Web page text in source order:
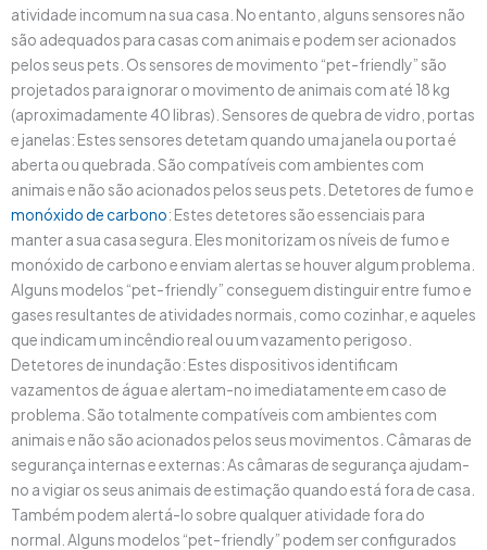
atividade incomum na sua casa. No entanto, alguns sensores não
são adequados para casas com animais e podem ser acionados
pelos seus pets. Os sensores de movimento “pet-friendly” são
projetados para ignorar o movimento de animais com até 18 kg
(aproximadamente 40 libras). Sensores de quebra de vidro, portas
e janelas: Estes sensores detetam quando uma janela ou porta é
aberta ou quebrada. São compatíveis com ambientes com
animais e não são acionados pelos seus pets. Detetores de fumo e
monóxido de carbono: Estes detetores são essenciais para
manter a sua casa segura. Eles monitorizam os níveis de fumo e
monóxido de carbono e enviam alertas se houver algum problema.
Alguns modelos “pet-friendly” conseguem distinguir entre fumo e
gases resultantes de atividades normais, como cozinhar, e aqueles
que indicam um incêndio real ou um vazamento perigoso.
Detetores de inundação: Estes dispositivos identificam
vazamentos de água e alertam-no imediatamente em caso de
problema. São totalmente compatíveis com ambientes com
animais e não são acionados pelos seus movimentos. Câmaras de
segurança internas e externas: As câmaras de segurança ajudam-
no a vigiar os seus animais de estimação quando está fora de casa.
Também podem alertá-lo sobre qualquer atividade fora do
normal. Alguns modelos “pet-friendly” podem ser configurados